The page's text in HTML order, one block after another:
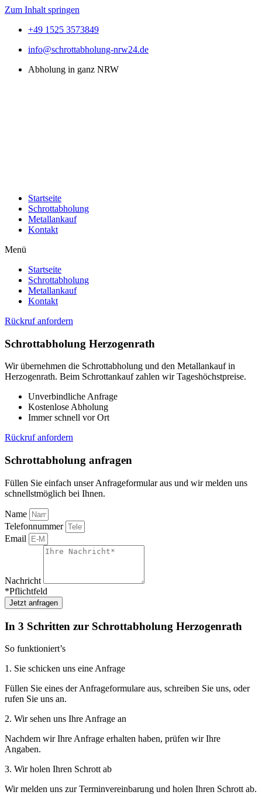
Zum Inhalt springen
+49 1525 3573849
info@schrottabholung-nrw24.de
Abholung in ganz NRW
Startseite
Schrottabholung
Metallankauf
Kontakt
Menü
Startseite
Schrottabholung
Metallankauf
Kontakt
Rückruf anfordern
Schrottabholung Herzogenrath
Wir übernehmen die Schrottabholung und den Metallankauf in
Herzogenrath. Beim Schrottankauf zahlen wir Tageshöchstpreise.
Unverbindliche Anfrage
Kostenlose Abholung
Immer schnell vor Ort
Rückruf anfordern
Schrottabholung anfragen
Füllen Sie einfach unser Anfrageformular aus und wir melden uns
schnellstmöglich bei Ihnen.
Name
Telefonnummer
Email
Nachricht
*Pflichtfeld
Jetzt anfragen
In 3 Schritten zur Schrottabholung Herzogenrath
So funktioniert’s
1. Sie schicken uns eine Anfrage
Füllen Sie eines der Anfrageformulare aus, schreiben Sie uns, oder
rufen Sie uns an.
2. Wir sehen uns Ihre Anfrage an
Nachdem wir Ihre Anfrage erhalten haben, prüfen wir Ihre
Angaben.
3. Wir holen Ihren Schrott ab
Wir melden uns zur Terminvereinbarung und holen Ihren Schrott ab.